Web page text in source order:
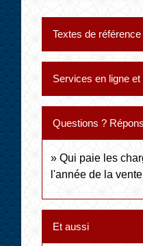
Textes de référence
Services en ligne
Questions ?
Qui paie les
l'année de la
Et aussi